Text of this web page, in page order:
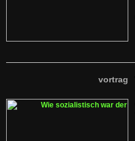
vortrag